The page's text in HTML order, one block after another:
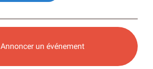
Annoncer un événement